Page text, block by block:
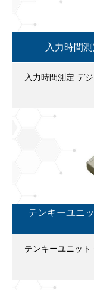
入力時間
入力時間測定 デ
テンキーユニ
テンキーユニッ